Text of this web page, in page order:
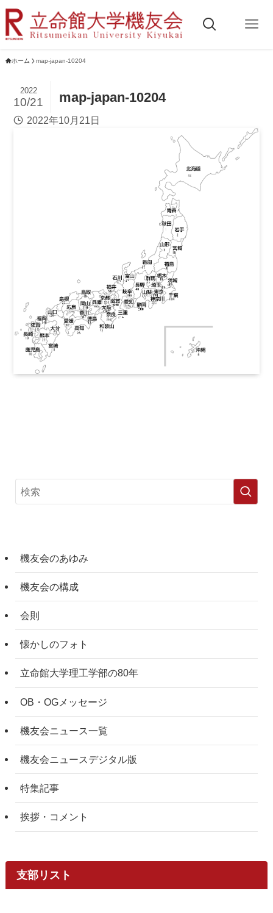
ホーム map-japan-10204
map-japan-10204
2022
10/21
2022年10月21日
機友会のあゆみ
機友会の構成
会則
懐かしのフォト
立命館大学理工学部の80年
OB・OGメッセージ
機友会ニュース一覧
機友会ニュースデジタル版
特集記事
挨拶・コメント
支部リスト